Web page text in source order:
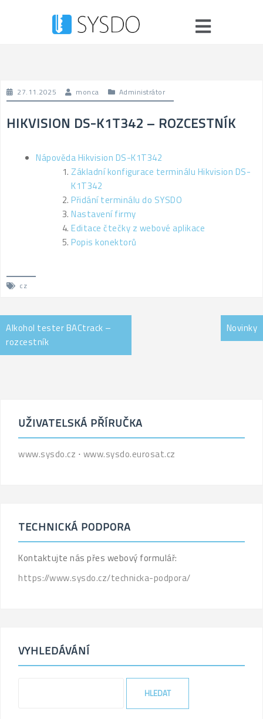
27.11.2025 monca Administrátor
HIKVISION DS-K1T342 – ROZCESTNÍK
Nápověda Hikvision DS-K1T342
Základní konfigurace terminálu Hikvision DS-
K1T342
Přidání terminálu do SYSDO
Nastavení firmy
Editace čtečky z webové aplikace
Popis konektorů
cz
Alkohol tester BACtrack –
rozcestník
Novinky
UŽIVATELSKÁ PŘÍRUČKA
www.sysdo.cz ⋅ www.sysdo.eurosat.cz
TECHNICKÁ PODPORA
Kontaktujte nás přes webový formulář:
https://www.sysdo.cz/technicka-podpora/
VYHLEDÁVÁNÍ